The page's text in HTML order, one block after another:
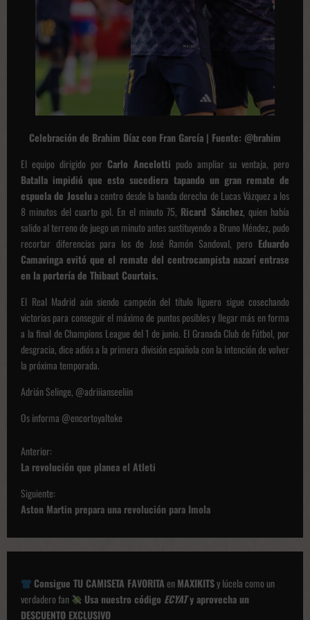
Celebración de Brahim Díaz con Fran García | Fuente: @brahim
El equipo dirigido por Carlo Ancelotti pudo ampliar su ventaja, pero
Batalla impidió que esto sucediera tapando un gran remate de
espuela de Joselua centro desde la banda derecha de Lucas Vázquez a los
8 minutos del cuarto gol. En el minuto 75, Ricard Sánchez, quien había
salido al terreno de juego un minuto antes sustituyendo a Bruno Méndez, pudo
recortar diferencias para los de José Ramón Sandoval, pero Eduardo
Camavinga evitó que el remate del centrocampista nazarí entrase
en la portería de Thibaut Courtois.
El Real Madrid aún siendo campeón del título liguero sigue cosechando
victorias para conseguir el máximo de puntos posibles y llegar más en forma
a la final de Champions League del 1 de junio. El Granada Club de Fútbol, por
desgracia, dice adiós a la primera división española con la intención de volver
la próxima temporada.
Adrián Selinge, @adriiianseeliin
Os informa @encortoyaltoke
N
a
v
e
a
i
ó
Anterior:
La revolución que planea el Atleti
Siguiente:
Aston Martin prepara una revolución para Imola
Consigue TU CAMISETA FAVORITAenMAXIKITSy lúcela como un
verdadero fan
Usa nuestro código ECYATy aprovecha un
DESCUENTO EXCLUSIVO